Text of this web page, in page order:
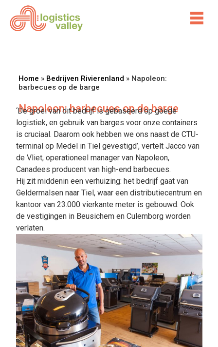
Home » Bedrijven Rivierenland » Napoleon:
barbecues op de barge
Napoleon: barbecues op de barge
‘De groei van dit bedrijf is gebaseerd op goede
logistiek, en gebruik van barges voor onze containers
is cruciaal. Daarom ook hebben we ons naast de CTU-
terminal op Medel in Tiel gevestigd’, vertelt Jacco van
de Vliet, operationeel manager van Napoleon,
Canadees producent van high-end barbecues.
Hij zit middenin een verhuizing: het bedrijf gaat van
Geldermalsen naar Tiel, waar een distributiecentrum en
kantoor van 23.000 vierkante meter is gebouwd. Ook
de vestigingen in Beusichem en Culemborg worden
verlaten.